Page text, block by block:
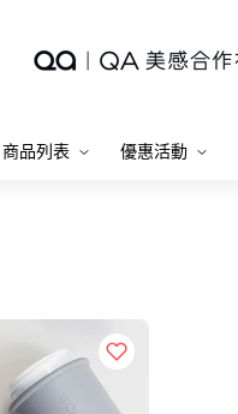
商品列表 優惠活動